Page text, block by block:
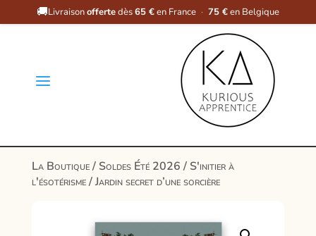
🚚Livraisonoffertedès65 €en France · 75 €en Belgique
a
La Boutique/ Soldes Été 2026/ S'initier à
l'ésotérisme/ Jardin secret d’une sorcière